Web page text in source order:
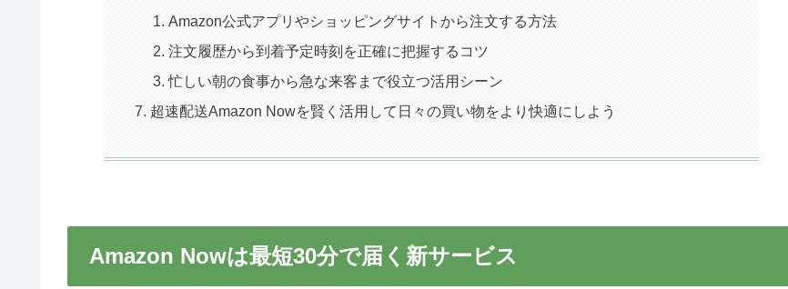
Amazon公式アプリやショッピングサイトから注文する方法
注文履歴から到着予定時刻を正確に把握するコツ
忙しい朝の食事から急な来客まで役立つ活用シーン
超速配送Amazon Nowを賢く活用して日々の買い物をより快適にしよう
Amazon Nowは最短30分で届く新サービス